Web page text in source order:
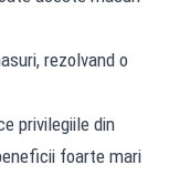
rezolvand o
privilegiile din
foarte mari